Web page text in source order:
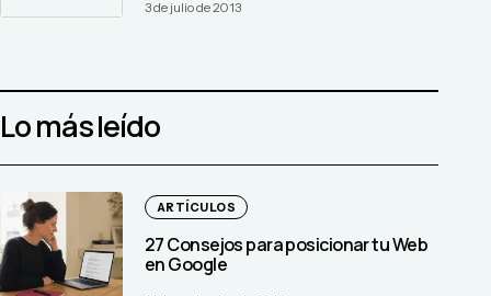
3 de julio de 2013
Lo más leído
ARTÍCULOS
27 Consejos para posicionar tu Web
en Google